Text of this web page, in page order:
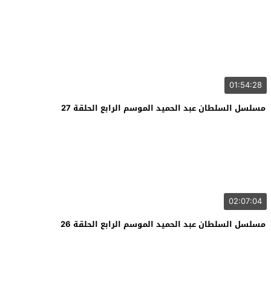
01:54:28
مسلسل السلطان عبد الحميد الموسم الرابع الحلقة 27
02:07:04
مسلسل السلطان عبد الحميد الموسم الرابع الحلقة 26